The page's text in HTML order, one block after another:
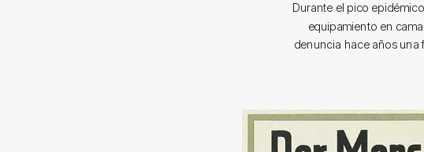
Durante el pico
equipamiento en
denuncia hace años una